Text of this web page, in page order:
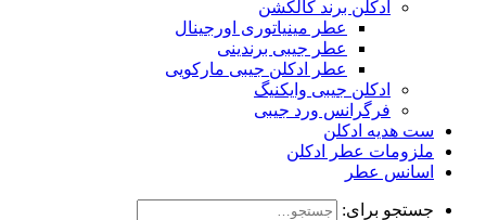
ادکلن برند کالکشن
عطر مینیاتوری اورجینال
عطر جیبی برندینی
عطر ادکلن جیبی مارکویی
ادکلن جیبی وایکنیگ
فرگرانس ورد جیبی
ست هدیه ادکلن
ملزومات عطر ادکلن
اسانس عطر
جستجو برای: